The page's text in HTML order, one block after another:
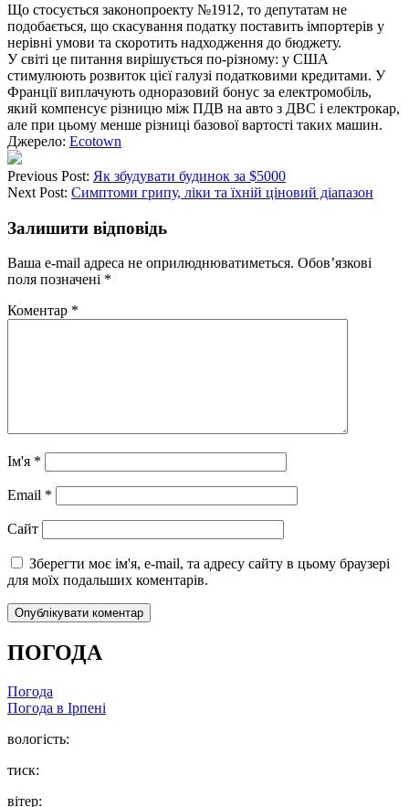
Що стосується законопроекту №1912, то депутатам не
подобається, що скасування податку поставить імпортерів у
нерівні умови та скоротить надходження до бюджету.
У світі це питання вирішується по-різному: у США
стимулюють розвиток цієї галузі податковими кредитами. У
Франції виплачують одноразовий бонус за електромобіль,
який компенсує різницю між ПДВ на авто з ДВС і електрокар,
але при цьому менше різниці базової вартості таких машин.
Джерело: Ecotown
Previous Post: Як збудувати будинок за $5000
Next Post: Симптоми грипу, ліки та їхній ціновий діапазон
Залишити відповідь
Ваша e-mail адреса не оприлюднюватиметься. Обов’язкові
поля позначені *
Коментар *
Ім'я *
Email *
Сайт
Зберегти моє ім'я, e-mail, та адресу сайту в цьому браузері
для моїх подальших коментарів.
ПОГОДА
Погода
Погода в Ірпені
вологість:
тиск:
вітер: